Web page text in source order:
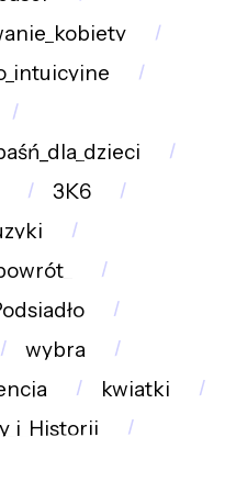
3K6
wybra
kwiatki